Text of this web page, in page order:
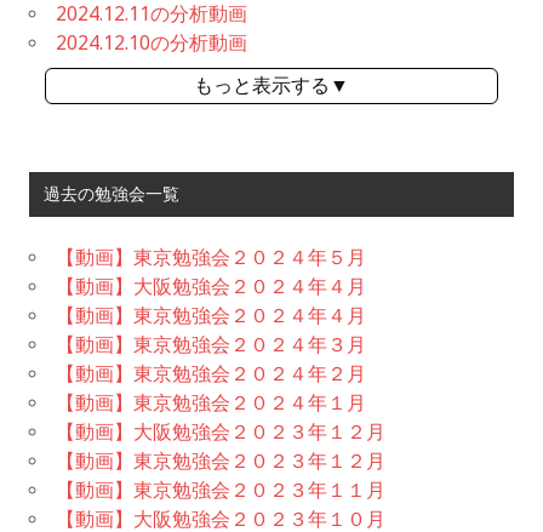
2024.12.11の分析動画
2024.12.10の分析動画
もっと表示する▼
過去の勉強会一覧
【動画】東京勉強会２０２４年５月
【動画】大阪勉強会２０２４年４月
【動画】東京勉強会２０２４年４月
【動画】東京勉強会２０２４年３月
【動画】東京勉強会２０２４年２月
【動画】東京勉強会２０２４年１月
【動画】大阪勉強会２０２３年１２月
【動画】東京勉強会２０２３年１２月
【動画】東京勉強会２０２３年１１月
【動画】大阪勉強会２０２３年１０月